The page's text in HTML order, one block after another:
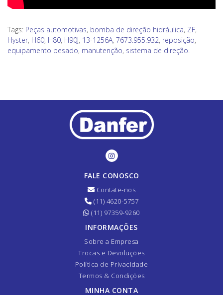
Tags: Peças automotivas, bomba de direção hidráulica, ZF,
Hyster, H60, H80, H90J, 13-1256A, 7673.955.932, reposição,
equipamento pesado, manutenção, sistema de direção.
FALE CONOSCO
Contate-nos
(11) 4620-5757
(11) 97359-9260
INFORMAÇÕES
Sobre a Empresa
Trocas e Devoluções
Política de Privacidade
Termos & Condições
MINHA CONTA